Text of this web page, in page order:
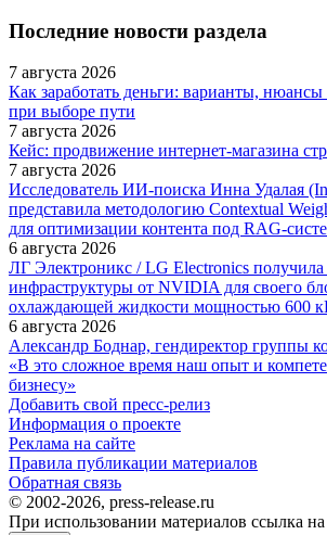
Последние новости раздела
7 августа 2026
Как заработать деньги: варианты,
при выборе пути
7 августа 2026
Кейс: продвижение интернет‑магазина
7 августа 2026
Исследователь ИИ-поиска Инна Удалая
представила методологию Contextual
для оптимизации контента под RAG-
6 августа 2026
ЛГ Электроникс / LG Electronics
инфраструктуры от NVIDIA для своего
охлаждающей жидкости мощностью 600
6 августа 2026
Александр Боднар, гендиректор группы
«В это сложное время наш опыт и
бизнесу»
Добавить свой пресс-релиз
Информация о проекте
Реклама на сайте
Правила публикации материалов
Обратная связь
© 2002-2026, press-release.ru
При использовании материалов ссылка на